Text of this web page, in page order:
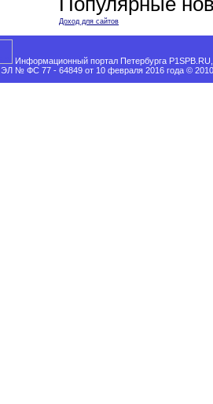
Доход для сайтов
Информационный портал Петербурга
ЭЛ № ФС 77 - 64849 от 10 февраля 2016 года ©